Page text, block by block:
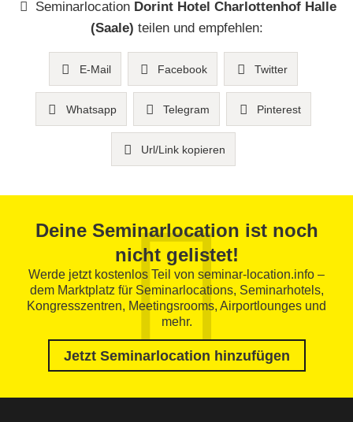
Seminarlocation Dorint Hotel Charlottenhof Halle
(Saale) teilen und empfehlen:
E-Mail Facebook Twitter
Whatsapp Telegram Pinterest
Url/Link kopieren
Deine Seminarlocation ist noch
nicht gelistet!
Werde jetzt kostenlos Teil von seminar-location.info –
dem Marktplatz für Seminarlocations, Seminarhotels,
Kongresszentren, Meetingsrooms, Airportlounges und
mehr.
Jetzt Seminarlocation hinzufügen